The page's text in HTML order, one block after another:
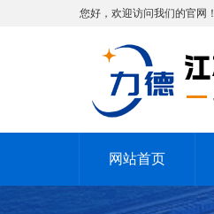
您好，欢迎访问我们的官网！
网站首页